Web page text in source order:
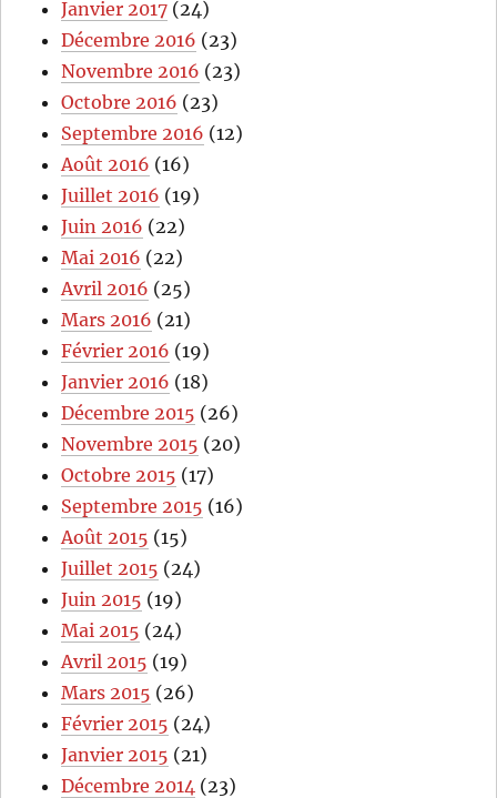
Janvier 2017 (24)
Décembre 2016 (23)
Novembre 2016 (23)
Octobre 2016 (23)
Septembre 2016 (12)
Août 2016 (16)
Juillet 2016 (19)
Juin 2016 (22)
Mai 2016 (22)
Avril 2016 (25)
Mars 2016 (21)
Février 2016 (19)
Janvier 2016 (18)
Décembre 2015 (26)
Novembre 2015 (20)
Octobre 2015 (17)
Septembre 2015 (16)
Août 2015 (15)
Juillet 2015 (24)
Juin 2015 (19)
Mai 2015 (24)
Avril 2015 (19)
Mars 2015 (26)
Février 2015 (24)
Janvier 2015 (21)
Décembre 2014 (23)